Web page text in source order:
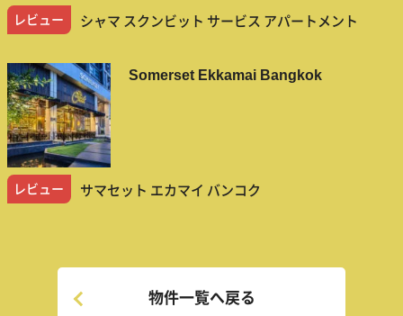
レビュー シャマ スクンビット サービス アパートメント
Somerset Ekkamai Bangkok
レビュー サマセット エカマイ バンコク
物件一覧へ戻る